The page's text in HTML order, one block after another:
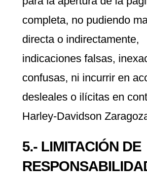
completa, no pudiendo
directa o indirectamente,
indicaciones falsas,
confusas, ni incurrir en
desleales o ilícitas en
Harley-Davidson
5.- LIMITACIÓN DE